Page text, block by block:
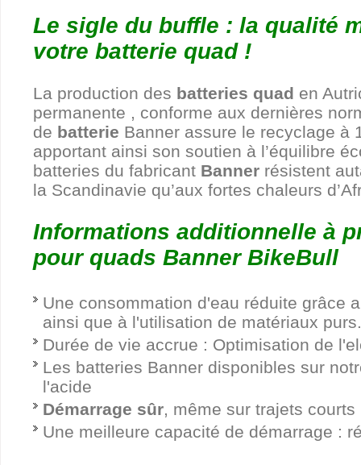
Le sigle du buffle : la qualité
votre batterie quad !
La production des batteries quad en
permanente , conforme aux dernières
de batterie Banner assure le recyclage à
apportant ainsi son soutien à l’équilibre
batteries du fabricant Banner résistent
la Scandinavie qu’aux fortes chaleurs
Informations additionnelle à
pour quads Banner BikeBull
Une consommation d'eau réduite grâce
ainsi que à l'utilisation de matériaux purs.
Durée de vie accrue : Optimisation de
Les batteries Banner disponibles sur
l'acide
Démarrage sûr, même sur trajets courts
Une meilleure capacité de démarrage :